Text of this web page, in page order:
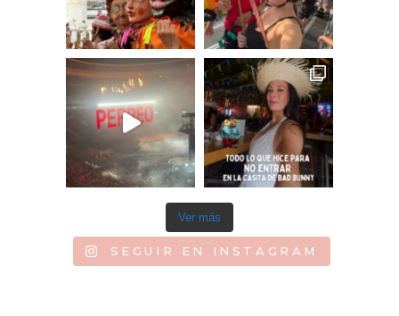
Ver más
SEGUIR EN INSTAGRAM